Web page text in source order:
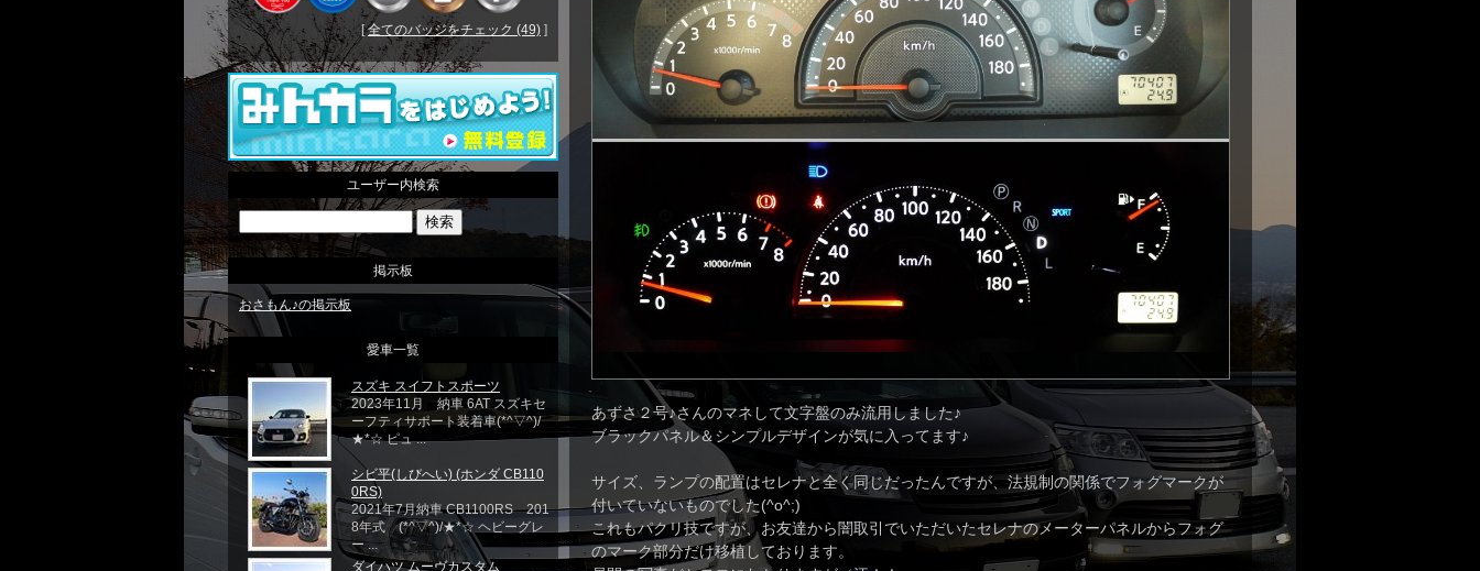
あずさ２号♪さんのマネして文字盤のみ流用しました♪
ブラックパネル＆シンプルデザインが気に入ってます♪
サイズ、ランプの配置はセレナと全く同じだったんですが、法規制の関係でフォグマークが
付いていないものでした(^o^;)
これもパクリ技ですが、お友達から闇取引でいただいたセレナのメーターパネルからフォグ
のマーク部分だけ移植しております。
[全てのバッジをチェック (49) ]
ユーザー内検索
掲示板
おさもん♪の掲示板
愛車一覧
スズキ スイフトスポーツ
2023年11月 納車 6AT スズキセ
ーフティサポート装着車(*^▽^)/
★*☆ ピュ ...
シビ平(しびへい) (ホンダ CB110
0RS)
2021年7月納車 CB1100RS 201
8年式 (*^▽^)/★*☆ ヘビーグレ
ー ...
ダイハツ ムーヴカスタム